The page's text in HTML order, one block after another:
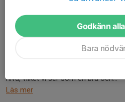
september
6 jun, 09:58
0 kommentarer
Vi har fått en förfrågan om att delta
september för spelare födda 2010
nivå, vilket vi ser som en bra och...
Läs mer
Godkänn
Bara